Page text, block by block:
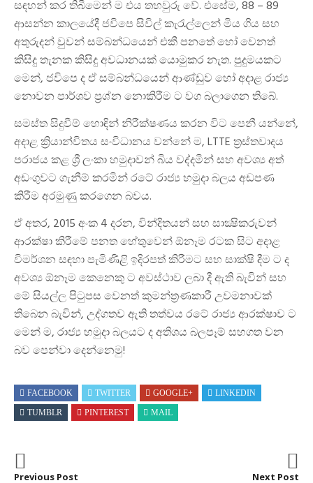
සඳහන් කර තිබීමෙන් ම එය තහවුරු වේ. එසේම, 88 – 89
ආසන්න කාලයේදී ජවිපෙ සිවිල් කැරැල්ලෙන් මිය ගිය සහ
අතුරුදන් වුවන් සම්බන්ධයෙන් එකී පනතේ හෝ වෙනත්
කිසිදු තැනක කිසිදු අවධානයක් යොමුකර නැත. පුදුමයකට
මෙන්, ජවිපෙ ද ඒ සම්බන්ධයෙන් ආණ්ඩුව හෝ අදාළ රාජ්‍ය
නොවන පාර්ශව ප්‍රශ්න නොකිරීම ට වග බලාගෙන තිබේ.
සමස්ත සිදුවීම් හොඳින් නිරීක්ෂණය කරන විට පෙනී යන්නේ,
අදාළ ක්‍රියාන්විතය සංවිධානය වන්නේ ම, LTTE ත්‍රස්තවාදය
පරාජය කළ ශ්‍රී ලංකා හමුදාවන් බිය වද්දමින් සහ අවශ්‍ය අත්
අඩංගුවට ගැනීම් කරමින් රටේ රාජ්‍ය හමුදා බලය අඩපණ
කිරීම අරමුණු කරගෙන බවය.
ඒ අතර, 2015 අංක 4 දරන, වින්දිතයන් සහ සාක්‍ෂිකරුවන්
ආරක්ෂා කිරීමේ පනත හේතුවෙන් ඕනෑම රටක සිට අදාළ
විමර්ශන සඳහා පැමිණිළි ඉදිරපත් කිරීමට සහ සාක්ෂි දීම ට ද
අවශ්‍ය ඕනෑම කෙනෙකු ට අවස්ථාව ලබා දී ඇති බැවින් සහ
මේ සියල්ල පිටුපස වෙනත් කුමන්ත්‍රණකාරී උවමනාවක්
තිබෙන බැවින්, උද්ගතව ඇති තත්වය රටේ රාජ්‍ය ආරක්ෂාව ට
මෙන් ම, රාජ්‍ය හමුදා බලයට ද අතිශය බලපෑම් සහගත වන
බව පෙන්වා දෙන්නෙමු!
FACEBOOK TWITTER GOOGLE+
LINKEDIN
TUMBLR
PINTEREST MAIL
Previous Post Next Post